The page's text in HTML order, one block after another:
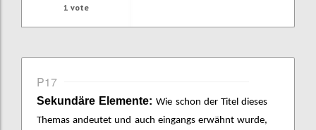
1 vote
P17
Sekundäre Elemente:Wie schon der Titel dieses
Themas andeutet und auch eingangs erwähnt wurde,